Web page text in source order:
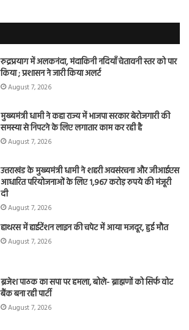
रुद्रप्रयाग में अलकनंदा, मंदाकिनी नदियाँ चेतावनी स्तर को पार
किया ; प्रशासन ने जारी किया अलर्ट
August 7, 2026
मुख्यमंत्री धामी ने कहा राज्य में भाजपा सरकार बेरोजगारी की
समस्या से निपटने के लिए लगातार काम कर रही है
August 7, 2026
उत्तराखंड के मुख्यमंत्री धामी ने शहरी अवसंरचना और जीआईएस
आधारित परियोजनाओं के लिए 1,967 करोड़ रुपये की मंजूरी
दी
August 7, 2026
हाथरस में हाईटेंशन लाइन की चपेट में आया मजदूर, हुई मौत
August 7, 2026
ब्रजेश पाठक का सपा पर हमला, बोले- ब्राह्मणों को सिर्फ वोट
बैंक बना रही पार्टी
August 7, 2026